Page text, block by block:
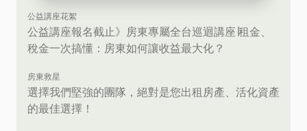
公益講座花絮
公益講座報名截止》房東專屬全台巡迴講座∣租金、
稅金一次搞懂：房東如何讓收益最大化？
房東救星
選擇我們堅強的團隊，絕對是您出租房產、活化資產
的最佳選擇！